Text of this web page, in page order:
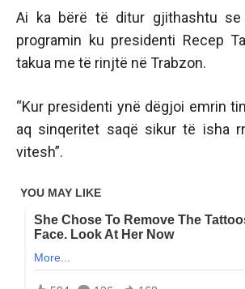
Ai ka bërë të ditur gjithashtu
programin ku presidenti Recep
takua me të rinjtë në Trabzon.
“Kur presidenti ynë dëgjoi emrin
aq sinqeritet saqë sikur të isha
vitesh”.